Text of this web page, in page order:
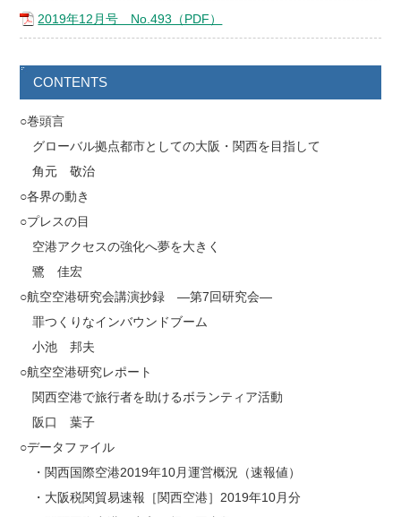
2019年12月号 No.493（PDF）
CONTENTS
○巻頭言
グローバル拠点都市としての大阪・関西を目指して
角元 敬治
○各界の動き
○プレスの目
空港アクセスの強化へ夢を大きく
鷺 佳宏
○航空空港研究会講演抄録 —第7回研究会—
罪つくりなインバウンドブーム
小池 邦夫
○航空空港研究レポート
関西空港で旅行者を助けるボランティア活動
阪口 葉子
○データファイル
・関西国際空港2019年10月運営概況（速報値）
・大阪税関貿易速報［関西空港］2019年10月分